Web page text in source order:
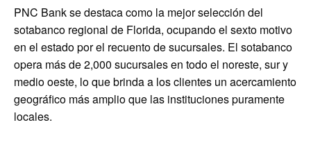
PNC Bank se destaca como la mejor selección del
sotabanco regional de Florida, ocupando el sexto motivo
en el estado por el recuento de sucursales. El sotabanco
opera más de 2,000 sucursales en todo el noreste, sur y
medio oeste, lo que brinda a los clientes un acercamiento
geográfico más amplio que las instituciones puramente
locales.